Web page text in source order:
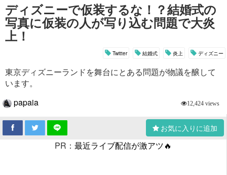
ディズニーで仮装するな！？結婚式の
写真に仮装の人が写り込む問題で大炎
上！
Twitter 結婚式 炎上 ディズニー
東京ディズニーランドを舞台にとある問題が物議を醸して
います。
papaia
12,424 views
お気に入りに追加
PR： 最近ライブ配信が激アツ🔥